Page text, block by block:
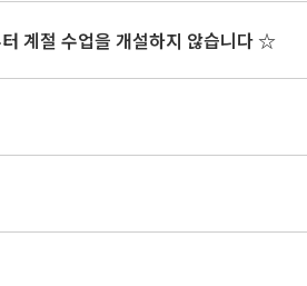
계절 수업을 개설하지 않습니다 ☆